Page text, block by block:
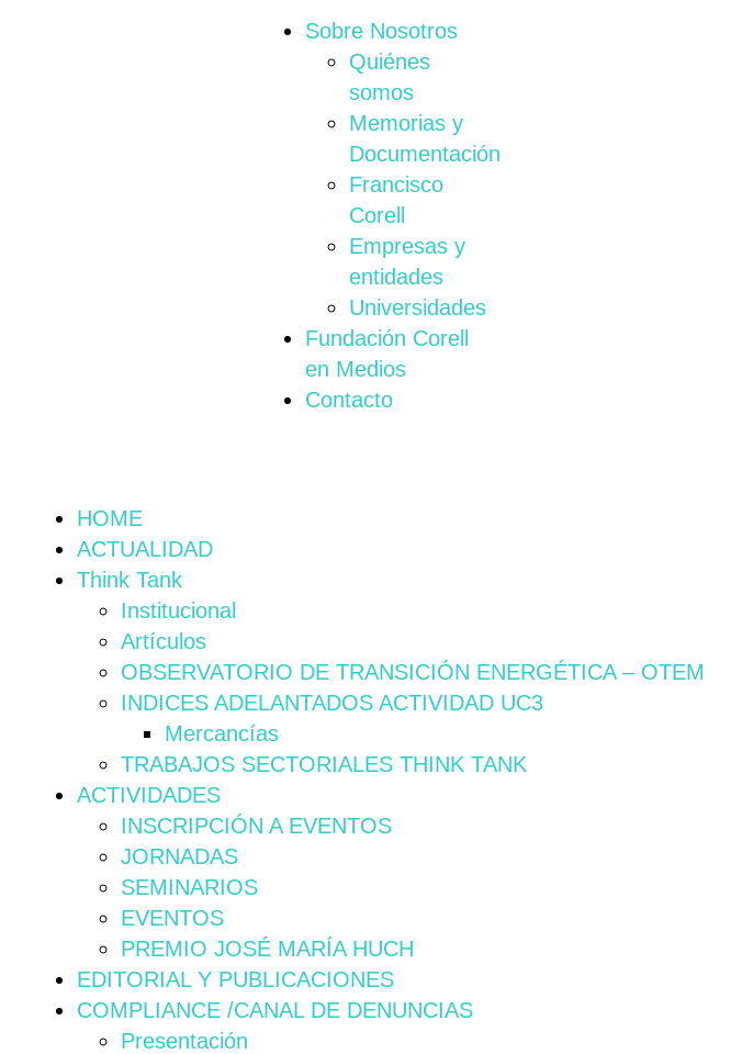
Sobre Nosotros
Quiénes
somos
Memorias y
Documentación
Francisco
Corell
Empresas y
entidades
Universidades
Fundación Corell
en Medios
Contacto
HOME
ACTUALIDAD
Think Tank
Institucional
Artículos
OBSERVATORIO DE TRANSICIÓN ENERGÉTICA – OTEM
INDICES ADELANTADOS ACTIVIDAD UC3
Mercancías
TRABAJOS SECTORIALES THINK TANK
ACTIVIDADES
INSCRIPCIÓN A EVENTOS
JORNADAS
SEMINARIOS
EVENTOS
PREMIO JOSÉ MARÍA HUCH
EDITORIAL Y PUBLICACIONES
COMPLIANCE /CANAL DE DENUNCIAS
Presentación